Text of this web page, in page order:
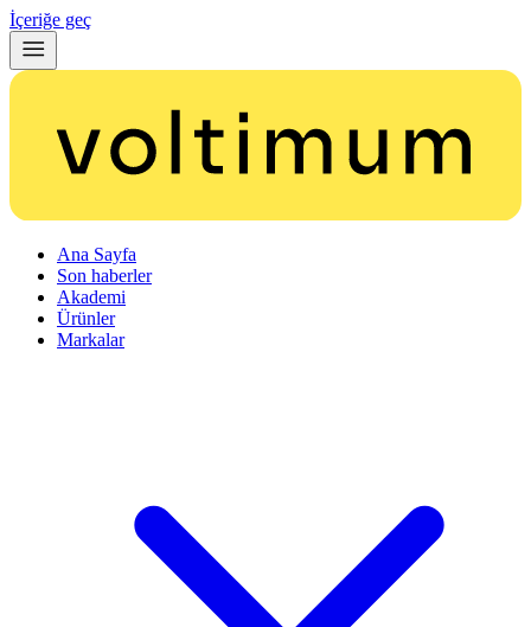
İçeriğe geç
Ana Sayfa
Son haberler
Akademi
Ürünler
Markalar